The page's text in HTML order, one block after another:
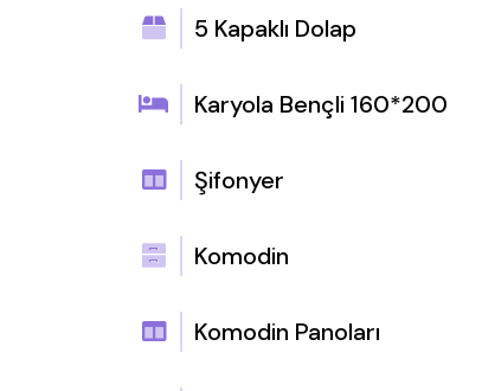
5 Kapaklı Dolap
Karyola Bençli 160*200
Şifonyer
Komodin
Komodin Panoları